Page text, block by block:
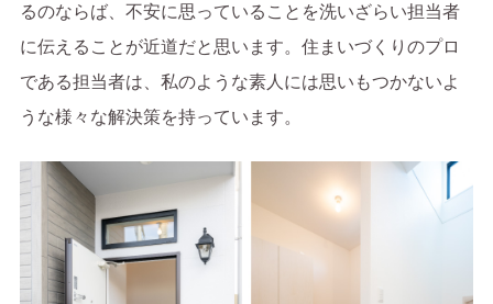
るのならば、不安に思っていることを洗いざらい担当者
に伝えることが近道だと思います。住まいづくりのプロ
である担当者は、私のような素人には思いもつかないよ
うな様々な解決策を持っています。